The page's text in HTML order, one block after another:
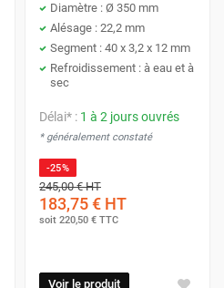
Diamètre : Ø 350 mm
Alésage : 22,2 mm
Segment : 40 x 3,2 x 12 mm
Refroidissement : à eau et à
sec
Délai* : 1 à 2 jours ouvrés
* généralement constaté
-25%
245,00 €HT
183,75 € HT
soit 220,50 € TTC
Voir le produit